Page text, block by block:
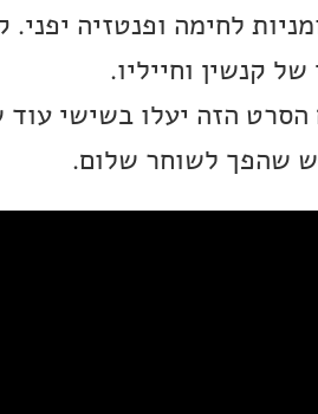
לחימה ופנטזיה יפני.
של קנשין וחייליו.
הסרט הזה יעלו בשישי עוד
שהפך לשוחר שלום.